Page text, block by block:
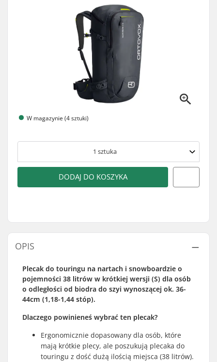
W magazynie (4 sztuki)
1 sztuka
DODAJ DO KOSZYKA
OPIS
Plecak do touringu na nartach i snowboardzie o
pojemności 38 litrów w krótkiej wersji (S) dla osób
o odległości od biodra do szyi wynoszącej ok. 36-
44cm (1,18-1,44 stóp).
Dlaczego powinieneś wybrać ten plecak?
Ergonomicznie dopasowany dla osób, które
mają krótkie plecy, ale poszukują plecaka do
touringu z dość dużą ilością miejsca (38 litrów).